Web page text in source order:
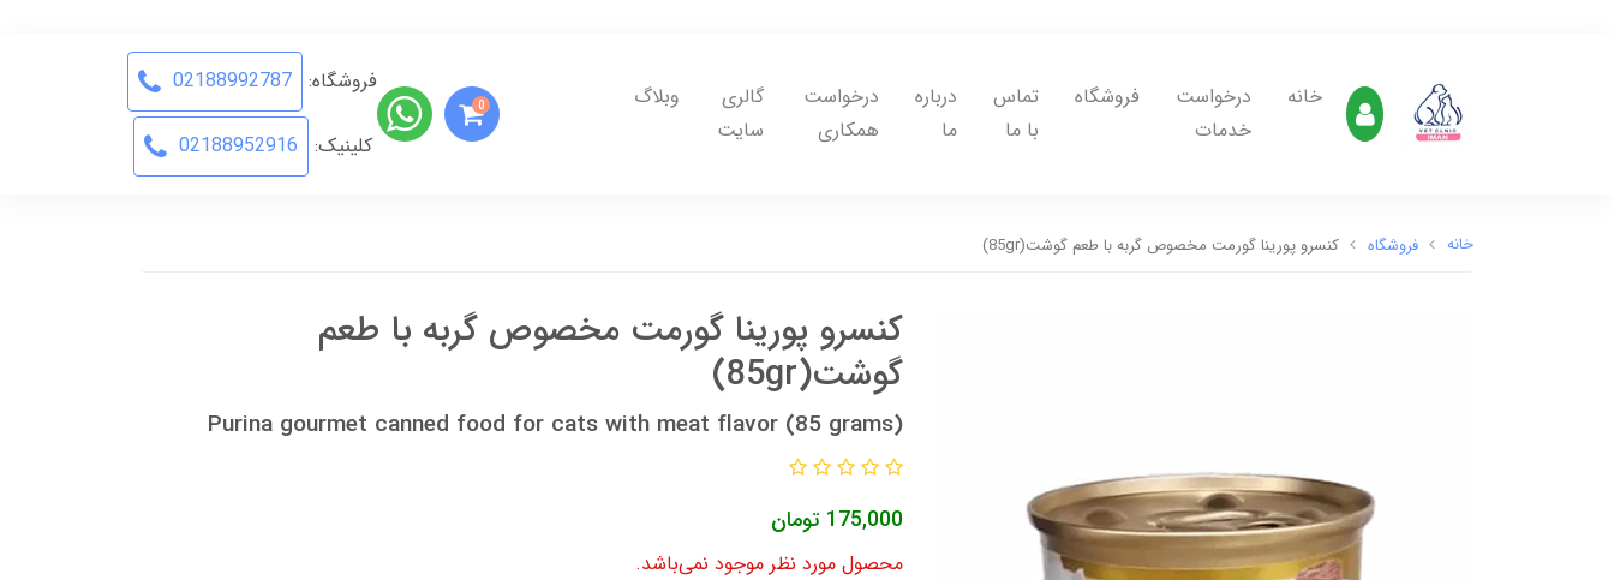
خانه
درخواست
خدمات
فروشگاه
تماس
با ما
درباره
ما
درخواست
همکاری
گالری
سایت
وبلاگ 0
فروشگاه: 02188992787
کلینیک: 02188952916
خانه فروشگاه کنسرو پورینا گورمت مخصوص گربه با طعم گوشت(85gr)
کنسرو پورینا گورمت مخصوص گربه با طعم
گوشت(85gr)
Purina gourmet canned food for cats with meat flavor (85 grams)
175,000 تومان
محصول مورد نظر موجود نمی‌باشد.